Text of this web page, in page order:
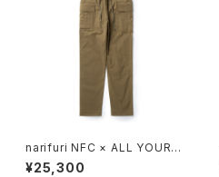
narifuri NFC × ALL YOURS
タンクパンツ （ NFAY-01 ）
¥25,300